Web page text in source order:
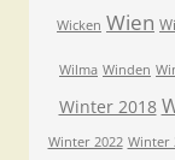
Wicken Wien
Wilma Winden
Winter 2018
Winter 2022 Winter